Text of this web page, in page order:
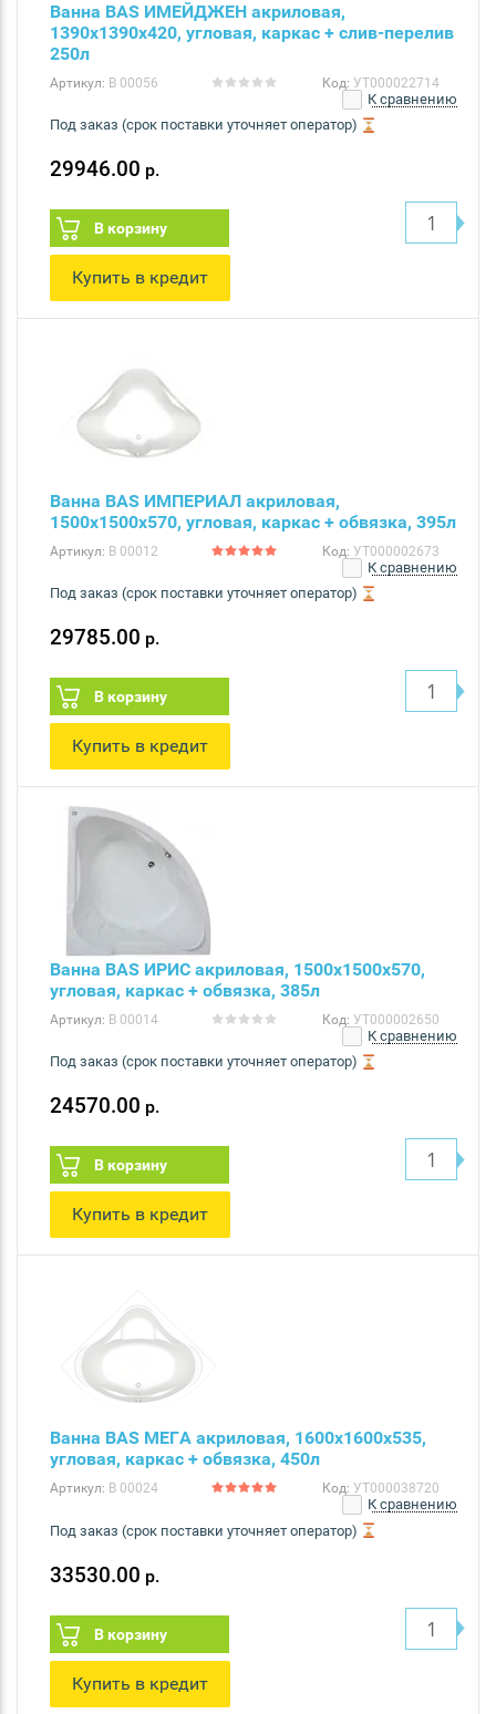
Ванна BAS ИМЕЙДЖЕН акриловая,
1390х1390х420, угловая, каркас + слив-перелив
250л
Артикул: В 00056 Код: УТ000022714
К сравнению
Под заказ (срок поставки уточняет оператор)
29946.00 р.
В корзину
Купить в кредит
Ванна BAS ИМПЕРИАЛ акриловая,
1500х1500х570, угловая, каркас + обвязка, 395л
Артикул: В 00012 Код: УТ000002673
К сравнению
Под заказ (срок поставки уточняет оператор)
29785.00 р.
В корзину
Купить в кредит
Ванна BAS ИРИС акриловая, 1500х1500х570,
угловая, каркас + обвязка, 385л
Артикул: В 00014 Код: УТ000002650
К сравнению
Под заказ (срок поставки уточняет оператор)
24570.00 р.
В корзину
Купить в кредит
Ванна BAS МЕГА акриловая, 1600х1600х535,
угловая, каркас + обвязка, 450л
Артикул: В 00024 Код: УТ000038720
К сравнению
Под заказ (срок поставки уточняет оператор)
33530.00 р.
В корзину
Купить в кредит